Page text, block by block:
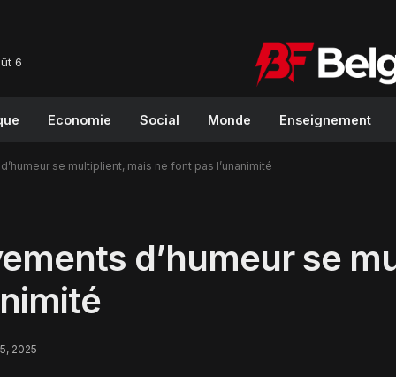
6
Economie Social Monde Enseignement
se multiplient, mais ne font pas l’unanimité
d’humeur se
2025